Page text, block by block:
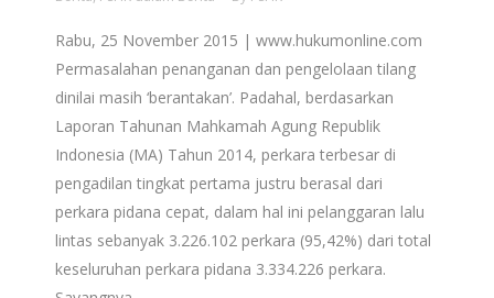
Rabu, 25 November 2015 | www.hukumonline.com
Permasalahan penanganan dan pengelolaan tilang
dinilai masih ‘berantakan’. Padahal, berdasarkan
Laporan Tahunan Mahkamah Agung Republik
Indonesia (MA) Tahun 2014, perkara terbesar di
pengadilan tingkat pertama justru berasal dari
perkara pidana cepat, dalam hal ini pelanggaran lalu
lintas sebanyak 3.226.102 perkara (95,42%) dari total
keseluruhan perkara pidana 3.334.226 perkara.